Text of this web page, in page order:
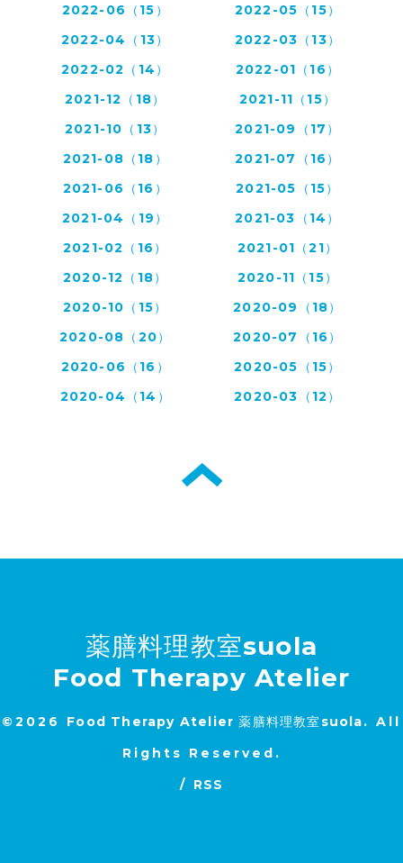
2022-06（15）
2022-05（15）
2022-04（13）
2022-03（13）
2022-02（14）
2022-01（16）
2021-12（18）
2021-11（15）
2021-10（13）
2021-09（17）
2021-08（18）
2021-07（16）
2021-06（16）
2021-05（15）
2021-04（19）
2021-03（14）
2021-02（16）
2021-01（21）
2020-12（18）
2020-11（15）
2020-10（15）
2020-09（18）
2020-08（20）
2020-07（16）
2020-06（16）
2020-05（15）
2020-04（14）
2020-03（12）
薬膳料理教室suola
Food Therapy Atelier
©2026 Food Therapy Atelier 薬膳料理教室suola. All
Rights Reserved.
/ RSS